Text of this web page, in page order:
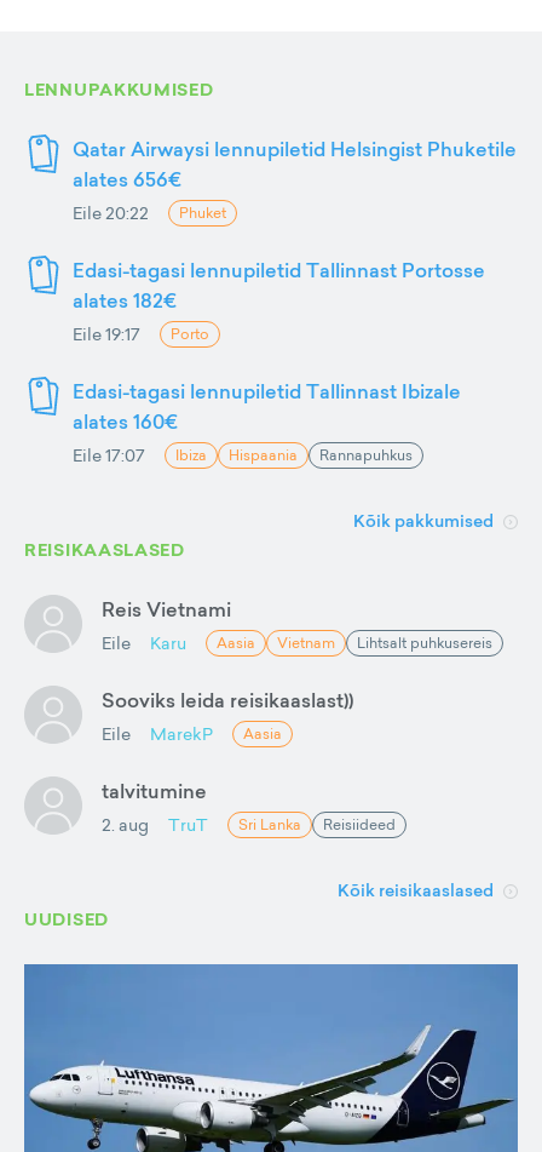
LENNUPAKKUMISED
Qatar Airwaysi lennupiletid Helsingist Phuketile
alates 656€
Eile 20:22 Phuket
Edasi-tagasi lennupiletid Tallinnast Portosse
alates 182€
Eile 19:17 Porto
Edasi-tagasi lennupiletid Tallinnast Ibizale
alates 160€
Eile 17:07 Ibiza Hispaania Rannapuhkus
Kõik pakkumised
REISIKAASLASED
Reis Vietnami
Eile Karu Aasia Vietnam Lihtsalt puhkusereis
Sooviks leida reisikaaslast))
Eile MarekP Aasia
talvitumine
2. aug TruT Sri Lanka Reisiideed
Kõik reisikaaslased
UUDISED